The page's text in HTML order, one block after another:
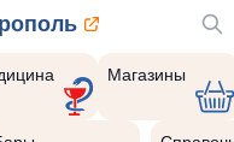
Магазины